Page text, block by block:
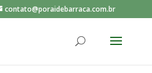
contato@poraidebarraca.com.br